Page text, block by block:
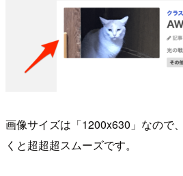
画像サイズは「1200x630」なので
くと超超超スムーズです。